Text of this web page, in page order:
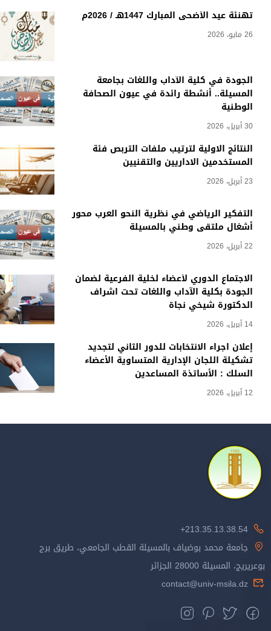
تهنئة عيد الأضحى المبارك 1447هـ / 2026م
26 مايو، 2026
الجودة في كلية الآداب واللغات بجامعة
المسيلة.. أنشطة رائدة في عيون الصحافة
الوطنية
30 أبريل، 2026
النتائج الاولية لترتيب ملفات التربص فئة
المستخدمين الاداريين والتقنيين
23 أبريل، 2026
التفكير الرياضي في نظرية النحو العرب محور
أشغال ملتقى وطني بالمسيلة
22 أبريل، 2026
الاجتماع الدوري لأعضاء لخلية الفرعية لضمان
الجودة بكلية الآداب واللغات تحت اشراف
الدكتورة شيخي نجاة
14 أبريل، 2026
إعلان اجراء الانتخابات للدور الثاني لتجديد
تشكيلة اللجان الإدارية المتساوية الأعضاء
السلك : الأساتذة المساعدين
12 أبريل، 2026
213.35.13.38.54+
جامعة محمد بوضياف بالمسيلة القطب الجامعي، طريق برج
بوعريريج، المسيلة 28000 الجزائر
contact@univ-msila.dz